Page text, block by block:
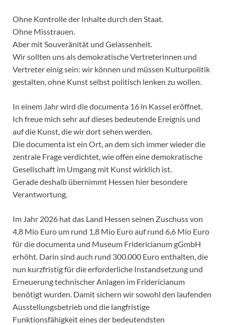
Ohne Kontrolle der Inhalte durch den Staat.
Ohne Misstrauen.
Aber mit Souveränität und Gelassenheit.
Wir sollten uns als demokratische Vertreterinnen und
Vertreter einig sein: wir können und müssen Kulturpolitik
gestalten, ohne Kunst selbst politisch lenken zu wollen.
In einem Jahr wird die documenta 16 in Kassel eröffnet.
Ich freue mich sehr auf dieses bedeutende Ereignis und
auf die Kunst, die wir dort sehen werden.
Die documenta ist ein Ort, an dem sich immer wieder die
zentrale Frage verdichtet, wie offen eine demokratische
Gesellschaft im Umgang mit Kunst wirklich ist.
Gerade deshalb übernimmt Hessen hier besondere
Verantwortung.
Im Jahr 2026 hat das Land Hessen seinen Zuschuss von
4,8 Mio Euro um rund 1,8 Mio Euro auf rund 6,6 Mio Euro
für die documenta und Museum Fridericianum gGmbH
erhöht. Darin sind auch rund 300.000 Euro enthalten, die
nun kurzfristig für die erforderliche Instandsetzung und
Erneuerung technischer Anlagen im Fridericianum
benötigt wurden. Damit sichern wir sowohl den laufenden
Ausstellungsbetrieb und die langfristige
Funktionsfähigkeit eines der bedeutendsten